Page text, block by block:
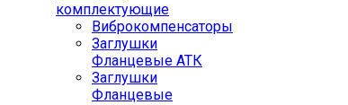
комплектующие
Виброкомпенсаторы
Заглушки
Фланцевые АТК
Заглушки
Фланцевые